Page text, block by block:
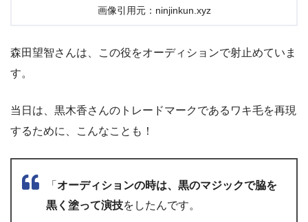
画像引用元：ninjinkun.xyz
森田望智さんは、この役をオーディションで射止めていま
す。
当日は、黒木香さんのトレードマークであるワキ毛を再現
するために、こんなことも！
「 オーディションの時は、黒のマジックで脇を
黒く塗って演技をしたんです。